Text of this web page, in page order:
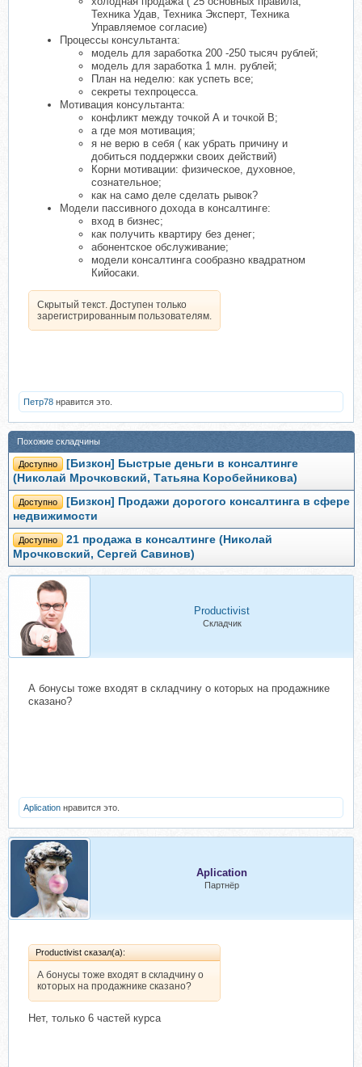
Техника Удав, Техника Эксперт, Техника
Управляемое согласие)
Процессы консультанта:
модель для заработка 200 -250 тысяч рублей;
модель для заработка 1 млн. рублей;
План на неделю: как успеть все;
секреты техпроцесса.
Мотивация консультанта:
конфликт между точкой А и точкой В;
а где моя мотивация;
я не верю в себя ( как убрать причину и
добиться поддержки своих действий)
Корни мотивации: физическое, духовное,
сознательное;
как на само деле сделать рывок?
Модели пассивного дохода в консалтинге:
вход в бизнес;
как получить квартиру без денег;
абонентское обслуживание;
модели консалтинга сообразно квадратном
Кийосаки.
Скрытый текст. Доступен только
зарегистрированным пользователям.
Петр78 нравится это.
Похожие складчины
Доступно
[Бизкон] Быстрые деньги в консалтинге
(Николай Мрочковский, Татьяна Коробейникова)
Доступно
[Бизкон] Продажи дорогого консалтинга в сфере
недвижимости
Доступно
21 продажа в консалтинге (Николай
Мрочковский, Сергей Савинов)
Productivist
Складчик
А бонусы тоже входят в складчину о которых на продажнике
сказано?
Aplication нравится это.
Aplication
Партнёр
Productivist сказал(а):
А бонусы тоже входят в складчину о
которых на продажнике сказано?
Нет, только 6 частей курса